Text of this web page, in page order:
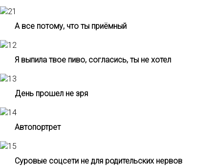
А все потому, что ты приёмный
Я выпила твое пиво, согласись, ты не хотел
День прошел не зря
Автопортрет
Суровые соцсети не для родительских нервов